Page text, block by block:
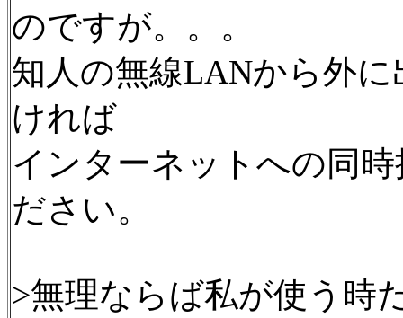
のですが。。。
知人の無線LANから外
ければ
インターネットへの同
ださい。
>無理ならば私が使う時